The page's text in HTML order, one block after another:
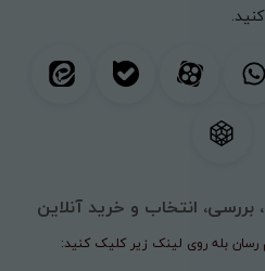
بررسی، انتخاب و خرید آنلاین
رسان بله روی لینک زیر کلیک کنید: